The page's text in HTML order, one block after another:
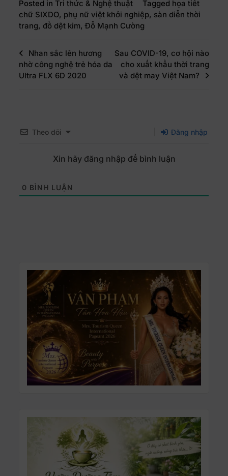
Posted in Tri thức & Nghệ thuật Tagged họa tiết
chữ SIXDO, phụ nữ việt khởi nghiệp, sàn diễn thời
trang, đồ dệt kim,Đỗ Mạnh Cường
Nhan sắc lên hương
nhờ công nghệ trẻ hóa da
Ultra FLX 6D 2020
Sau COVID-19, cơ hội nào
cho xuất khẩu thời trang
và dệt may Việt Nam?
Theo dõi Đăng nhập
Xin hãy đăng nhập để bình luận
0 BÌNH LUẬN